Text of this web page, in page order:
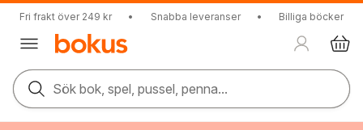
Fri frakt över 249 kr • Snabba leveranser • Billiga böcker
Sök bok, spel, pussel, penna...